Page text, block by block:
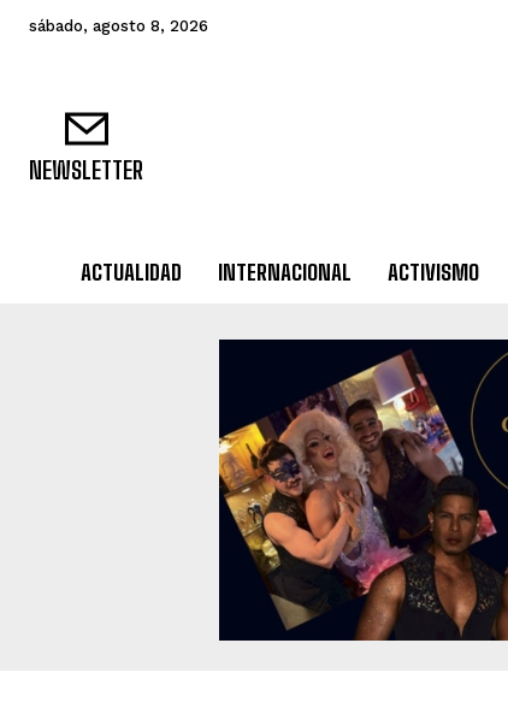
sábado, agosto 8, 2026
NEWSLETTER
ACTUALIDAD INTERNACIONAL ACTIVISMO